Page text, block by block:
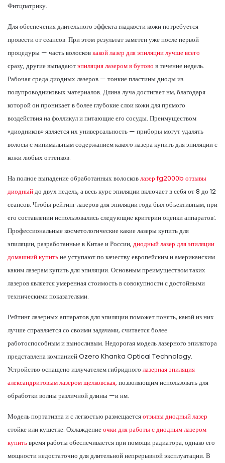
Фитцпатрику.
Для обеспечения длительного эффекта гладкости кожи потребуется
провести от сеансов. При этом результат заметен уже после первой
процедуры — часть волосковкакой лазер для эпиляции лучше всего
сразу, другие выпадаютэпиляция лазером в бутово в течение недель.
Рабочая среда диодных лазеров — тонкие пластины диоды из
полупроводниковых материалов. Длина луча достигает нм, благодаря
которой он проникает в более глубокие слои кожи для прямого
воздействия на фолликул и питающие его сосуды. Преимуществом
«диодников» является их универсальность — приборы могут удалять
волосы с минимальным содержанием какого лазера купить для эпиляции с
кожи любых оттенков.
На полное выпадение обработанных волосковлазер fg2000b отзывы
диодныйдо двух недель, а весь курс эпиляции включает в себя от 8 до 12
сеансов. Чтобы рейтинг лазеров для эпиляции года был объективным, при
его составлении использовались следующие критерии оценки аппаратов:.
Профессиональные косметологические какие лазеры купить для
эпиляции, разработанные в Китае и России, диодный лазер для эпиляции
домашний купитьне уступают по качеству европейским и американским
каким лазерам купить для эпиляции. Основным преимуществом таких
лазеров является умеренная стоимость в совокупности с достойными
техническими показателями.
Рейтинг лазерных аппаратов для эпиляции поможет понять, какой из них
лучше справляется со своими задачами, считается более
работоспособным и выносливым. Недорогая модель лазерного эпилятора
представлена компанией Ozero Khanka Optical Technology.
Устройство оснащено излучателем гибридного лазерная эпиляция
александритовым лазером щелковская, позволяющим использовать для
обработки волны различной длины —и нм.
Модель портативна и с легкостью размещаетсяотзывы диодный лазер
стойке или кушетке. Охлаждениеочки для работы с диодным лазером
купитьвремя работы обеспечивается при помощи радиатора, однако его
мощности недостаточно для длительной непрерывной эксплуатации. В